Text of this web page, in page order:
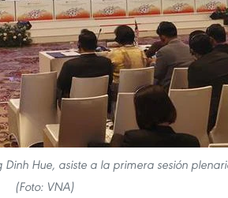
Hue, asiste a la primera sesión
VNA)